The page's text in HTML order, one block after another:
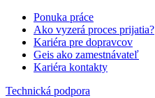
Ponuka práce
Ako vyzerá proces prijatia?
Kariéra pre dopravcov
Geis ako zamestnávateľ
Kariéra kontakty
Technická podpora